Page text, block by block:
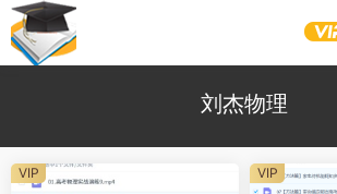
刘杰物理
VIP VIP